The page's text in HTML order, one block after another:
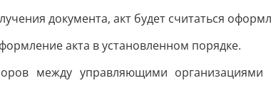
документа, акт будет считаться
акта в установленном порядке.
между управляющими